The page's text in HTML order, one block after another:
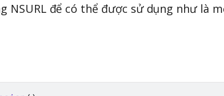
để có thể được sử dụng như là